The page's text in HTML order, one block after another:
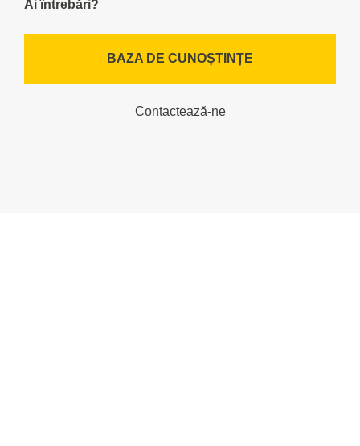
Ai întrebări?
BAZA DE CUNOȘTINȚE
Contactează-ne